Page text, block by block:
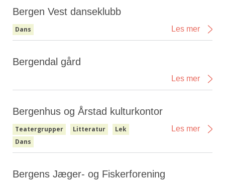
Bergen Vest danseklubb
Dans Les mer
Bergendal gård
Les mer
Bergenhus og Årstad kulturkontor
Teatergrupper Litteratur
Lek
Dans
Les mer
Bergens Jæger- og Fiskerforening